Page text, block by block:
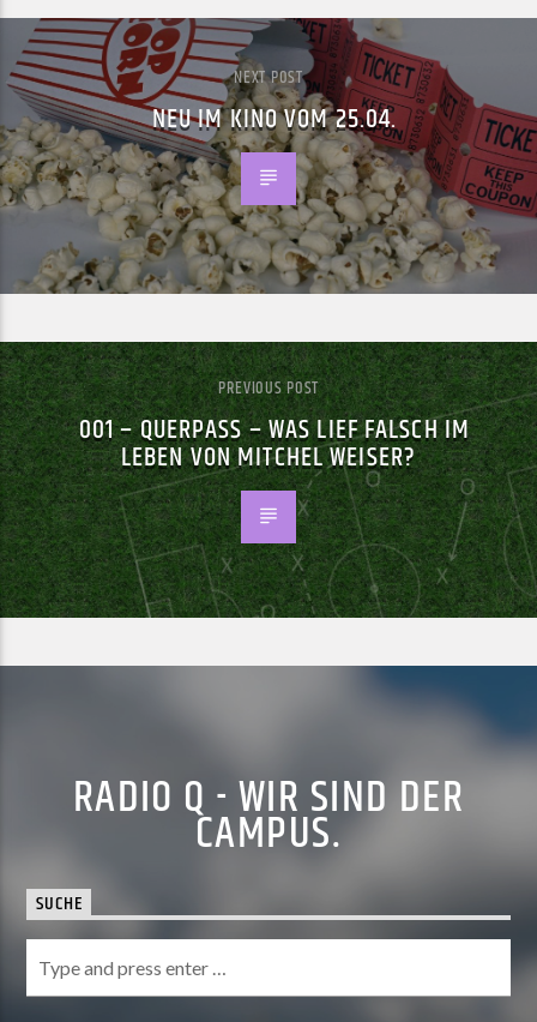
NEXT POST
NEU IM KINO VOM 25.04.
PREVIOUS POST
001 – QUERPASS – WAS LIEF FALSCH IM
LEBEN VON MITCHEL WEISER?
RADIO Q - WIR SIND DER
CAMPUS.
SUCHE